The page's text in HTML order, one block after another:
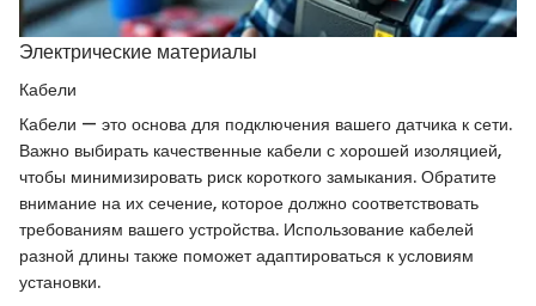
Электрические материалы
Кабели
Кабели — это основа для подключения вашего датчика к сети.
Важно выбирать качественные кабели с хорошей изоляцией,
чтобы минимизировать риск короткого замыкания. Обратите
внимание на их сечение, которое должно соответствовать
требованиям вашего устройства. Использование кабелей
разной длины также поможет адаптироваться к условиям
установки.